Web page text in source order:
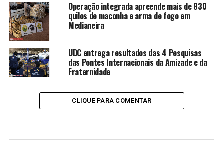
Operação integrada apreende mais de 830
quilos de maconha e arma de fogo em
Medianeira
UDC entrega resultados das 4 Pesquisas
das Pontes Internacionais da Amizade e da
Fraternidade
CLIQUE PARA COMENTAR